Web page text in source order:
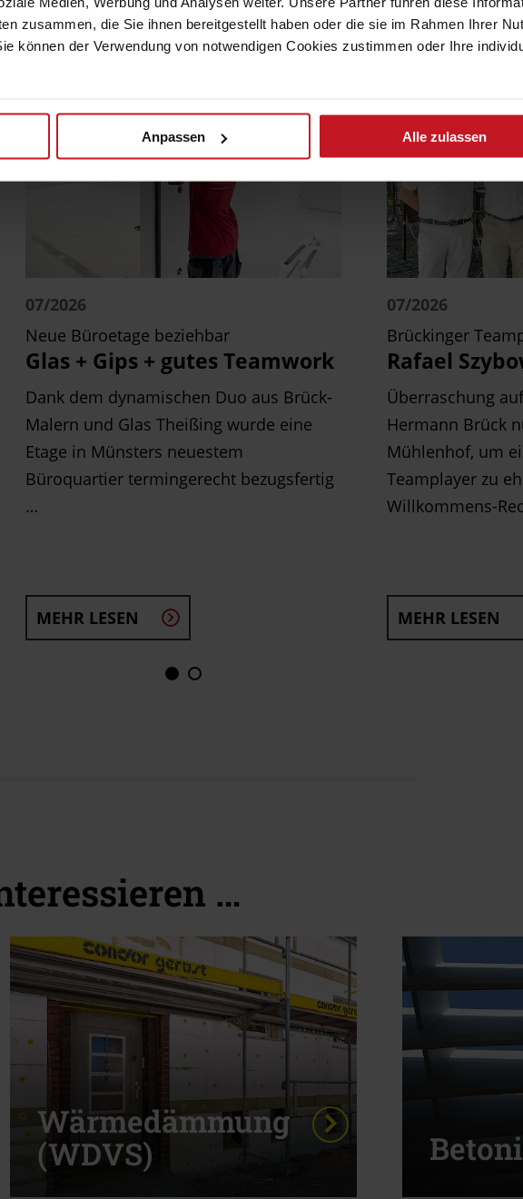
zusammen, die Sie ihnen bereitgestellt haben oder die sie im Rahmen Ihrer
können der Verwendung von notwendigen Cookies zustimmen oder Ihre
Anpassen Alle zulassen
07/2026
Neue Büroetage beziehbar
Glas + Gips + gutes Teamwork
Dank dem dynamischen Duo aus Brück-
Malern und Glas Theißing wurde eine
Etage in Münsters neuestem
Büroquartier termingerecht bezugsfertig
…
MEHR LESEN
07/2026
Brückinger
Rafael
Überraschung
Hermann Brück
Mühlenhof, um
Teamplayer zu
Willkommens-
MEHR LESEN
…
Wärmedämmung
(WDVS)